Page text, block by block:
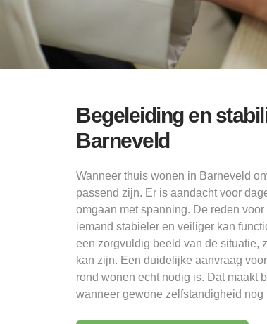
Begeleiding en
Barneveld
Wanneer thuis wonen in Barneveld
passend zijn. Er is aandacht voor
omgaan met spanning. De reden
iemand stabieler en veiliger kan
een zorgvuldig beeld van de situatie,
kan zijn. Een duidelijke aanvraag
rond wonen echt nodig is. Dat maakt
wanneer gewone zelfstandigheid nog